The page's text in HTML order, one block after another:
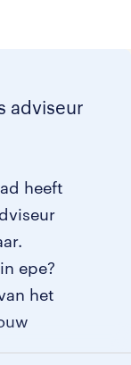
adviseur
heeft
epe?
het